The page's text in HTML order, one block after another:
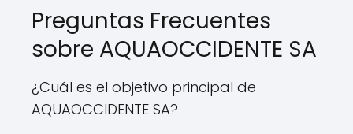
Preguntas Frecuentes
sobre AQUAOCCIDENTE SA
¿Cuál es el objetivo principal de
AQUAOCCIDENTE SA?